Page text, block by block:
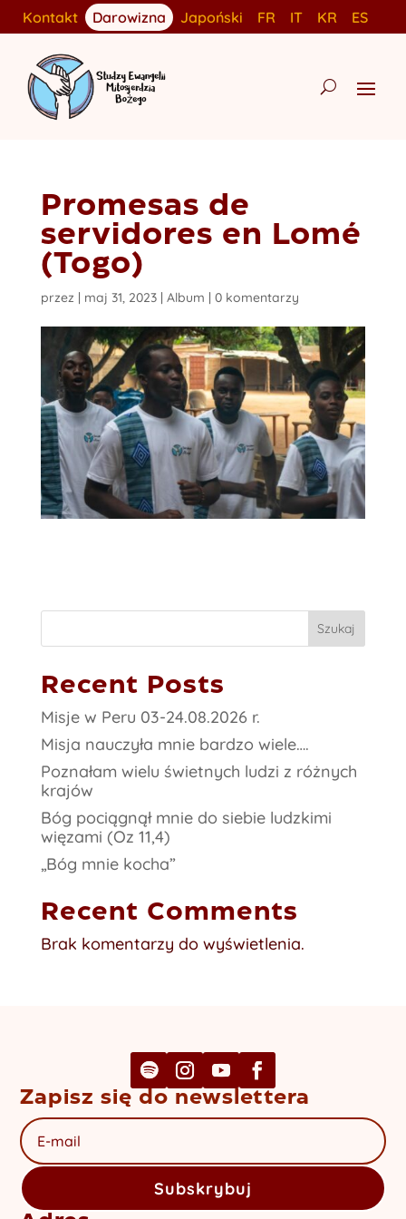
Kontakt Darowizna Japoński FR IT KR ES
Promesas de
servidores en Lomé
(Togo)
przez maj 31, 2023| Album 0 komentarzy
Szukaj
Recent Posts
Misje w Peru 03-24.08.2026 r.
Misja nauczyła mnie bardzo wiele….
Poznałam wielu świetnych ludzi z różnych
krajów
Bóg pociągnął mnie do siebie ludzkimi
więzami (Oz 11,4)
„Bóg mnie kocha”
Recent Comments
Brak komentarzy do wyświetlenia.
Zapisz się do newslettera
Subskrybuj